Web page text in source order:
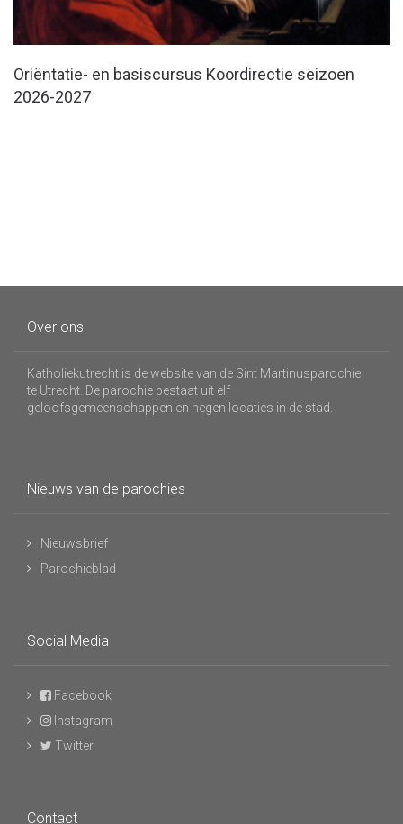
Oriëntatie- en basiscursus Koordirectie seizoen
2026-2027
Over ons
Katholiekutrecht is de website van de Sint Martinusparochie
te Utrecht. De parochie bestaat uit elf
geloofsgemeenschappen en negen locaties in de stad.
Nieuws van de parochies
Nieuwsbrief
Parochieblad
Social Media
Facebook
Instagram
Twitter
Contact